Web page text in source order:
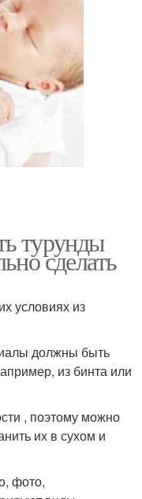
турунды
сделать
условиях из
должны быть
из бинта или
, поэтому можно
их в сухом и
фото,